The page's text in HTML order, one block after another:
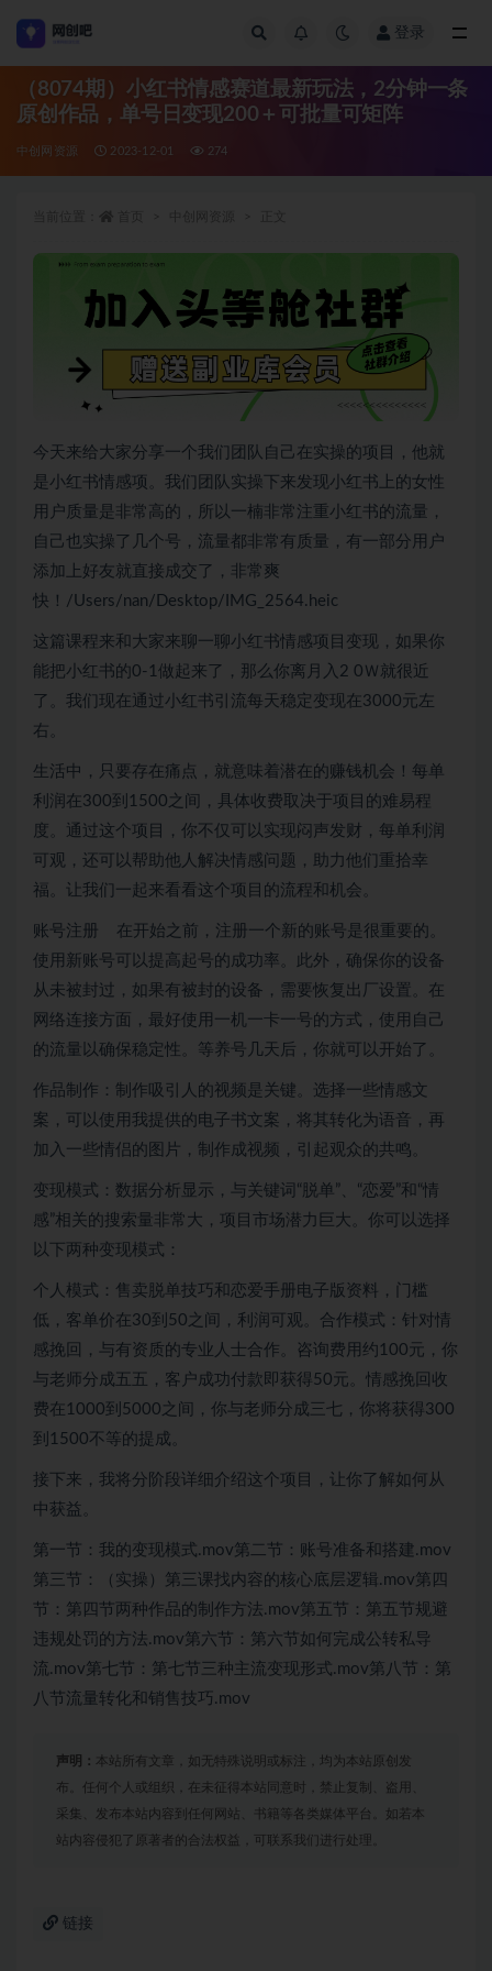
登录
（8074期）小红书情感赛道最新玩法，2分钟一条
原创作品，单号日变现200＋可批量可矩阵
中创网资源 2023-12-01 274
今天来给大家分享一个我们团队自己在实操的项目，他就
是小红书情感项。我们团队实操下来发现小红书上的女性
用户质量是非常高的，所以一楠非常注重小红书的流量，
自己也实操了几个号，流量都非常有质量，有一部分用户
添加上好友就直接成交了，非常爽
快！/Users/nan/Desktop/IMG_2564.heic
这篇课程来和大家来聊一聊小红书情感项目变现，如果你
能把小红书的0-1做起来了，那么你离月入2 0Ｗ就很近
了。我们现在通过小红书引流每天稳定变现在3000元左
右。
生活中，只要存在痛点，就意味着潜在的赚钱机会！每单
利润在300到1500之间，具体收费取决于项目的难易程
度。通过这个项目，你不仅可以实现闷声发财，每单利润
可观，还可以帮助他人解决情感问题，助力他们重拾幸
福。让我们一起来看看这个项目的流程和机会。
账号注册 在开始之前，注册一个新的账号是很重要的。
使用新账号可以提高起号的成功率。此外，确保你的设备
从未被封过，如果有被封的设备，需要恢复出厂设置。在
网络连接方面，最好使用一机一卡一号的方式，使用自己
的流量以确保稳定性。等养号几天后，你就可以开始了。
作品制作：制作吸引人的视频是关键。选择一些情感文
案，可以使用我提供的电子书文案，将其转化为语音，再
加入一些情侣的图片，制作成视频，引起观众的共鸣。
变现模式：数据分析显示，与关键词“脱单”、“恋爱”和“情
感”相关的搜索量非常大，项目市场潜力巨大。你可以选择
以下两种变现模式：
个人模式：售卖脱单技巧和恋爱手册电子版资料，门槛
低，客单价在30到50之间，利润可观。合作模式：针对情
感挽回，与有资质的专业人士合作。咨询费用约100元，你
与老师分成五五，客户成功付款即获得50元。情感挽回收
费在1000到5000之间，你与老师分成三七，你将获得300
到1500不等的提成。
接下来，我将分阶段详细介绍这个项目，让你了解如何从
中获益。
第一节：我的变现模式.mov第二节：账号准备和搭建.mov
第三节：（实操）第三课找内容的核心底层逻辑.mov第四
节：第四节两种作品的制作方法.mov第五节：第五节规避
违规处罚的方法.mov第六节：第六节如何完成公转私导
流.mov第七节：第七节三种主流变现形式.mov第八节：第
八节流量转化和销售技巧.mov
声明： 本站所有文章，如无特殊说明或标注，均为本站原创发
布。任何个人或组织，在未征得本站同意时，禁止复制、盗用、
采集、发布本站内容到任何网站、书籍等各类媒体平台。如若本
站内容侵犯了原著者的合法权益，可联系我们进行处理。
链接